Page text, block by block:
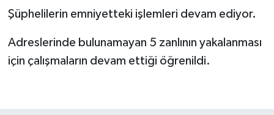
Şüphelilerin emniyetteki işlemleri devam ediyor.
Adreslerinde bulunamayan 5 zanlının yakalanması
için çalışmaların devam ettiği öğrenildi.